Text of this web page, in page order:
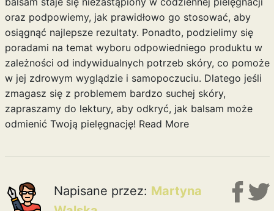
oraz podpowiemy, jak prawidłowo go stosować, aby
osiągnąć najlepsze rezultaty. Ponadto, podzielimy się
poradami na temat wyboru odpowiedniego produktu w
zależności od indywidualnych potrzeb skóry, co pomoże
w jej zdrowym wyglądzie i samopoczuciu. Dlatego jeśli
zmagasz się z problemem bardzo suchej skóry,
zapraszamy do lektury, aby odkryć, jak balsam może
odmienić Twoją pielęgnację! Read More
Napisane przez: Martyna